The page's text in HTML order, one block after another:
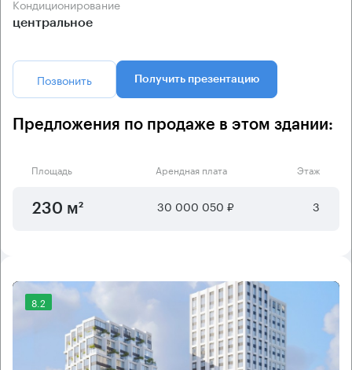
Кондиционирование
центральное
Позвонить Получить презентацию
Предложения по продаже в этом здании:
Площадь Арендная плата Этаж
230 м² 30 000 050 ₽ 3
8.2